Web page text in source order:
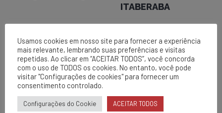
ITABERABA
Usamos cookies em nosso site para fornecer a experiência
mais relevante, lembrando suas preferências e visitas
repetidas. Ao clicar em “ACEITAR TODOS”, você concorda
com o uso de TODOS os cookies. No entanto, você pode
visitar "Configurações de cookies" para fornecer um
consentimento controlado.
Configurações do Cookie ACEITAR TODOS